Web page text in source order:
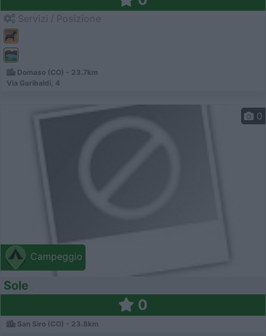
Domaso (CO) - 23.7km
Via Garibaldi, 4
Campeggio
0
Sole
0
San Siro (CO) - 23.8km